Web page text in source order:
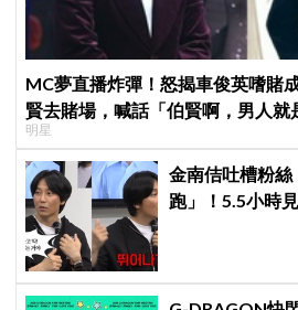
MC夢直播炸彈！怒揭車俊英嗜賭
賢去賭場，喊話「伯賢啊，男人就
明星
金南佶吐槽粉
跑」！5.5小時